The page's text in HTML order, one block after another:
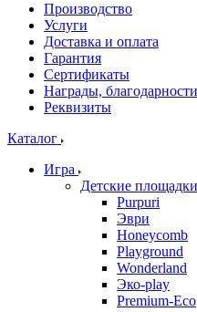
Производство
Услуги
Доставка и оплата
Гарантия
Сертификаты
Награды, благодарности
Реквизиты
Каталог
Игра
Детские
Purpuri
Эври
Honeycomb
Playground
Wonderland
Эко-play
Premium-Eco